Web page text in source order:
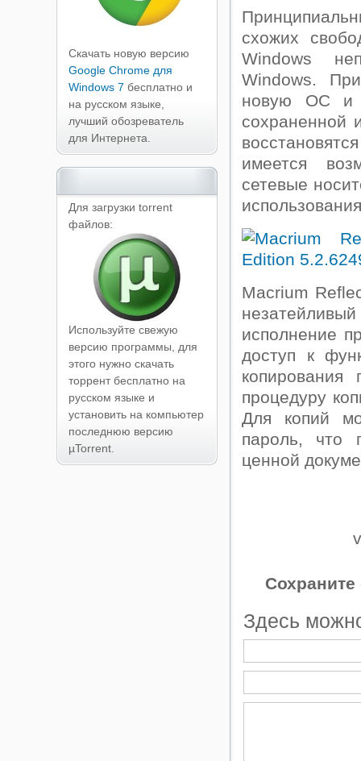
схожих
Windows
Windows.
новую ОС и
сохраненной
имеется
сетевые
Macrium
исполнение
доступ к
процедуру
Для копий
пароль, что
ценной
Здесь
Скачать новую версию
Google Chrome для
Windows 7 бесплатно и
на русском языке,
лучший обозреватель
для Интернета.
Для загрузки torrent
файлов:
Используйте свежую
версию программы, для
этого нужно скачать
торрент бесплатно на
русском языке и
установить на компьютер
последнюю версию
µTorrent.